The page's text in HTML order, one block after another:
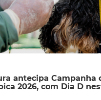
antecipa Campanha
2026, com Dia D